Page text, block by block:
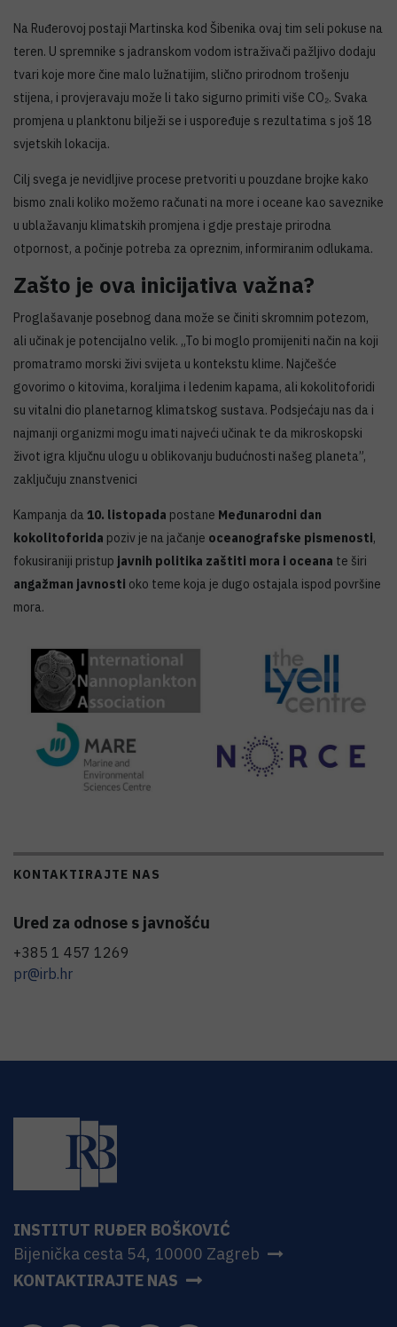
Na Ruđerovoj postaji Martinska kod Šibenika ovaj tim seli pokuse na
teren. U spremnike s jadranskom vodom istraživači pažljivo dodaju
tvari koje more čine malo lužnatijim, slično prirodnom trošenju
stijena, i provjeravaju može li tako sigurno primiti više CO₂. Svaka
promjena u planktonu bilježi se i uspoređuje s rezultatima s još 18
svjetskih lokacija.
Cilj svega je nevidljive procese pretvoriti u pouzdane brojke kako
bismo znali koliko možemo računati na more i oceane kao saveznike
u ublažavanju klimatskih promjena i gdje prestaje prirodna
otpornost, a počinje potreba za opreznim, informiranim odlukama.
Zašto je ova inicijativa važna?
Proglašavanje posebnog dana može se činiti skromnim potezom,
ali učinak je potencijalno velik. „To bi moglo promijeniti način na koji
promatramo morski živi svijeta u kontekstu klime. Najčešće
govorimo o kitovima, koraljima i ledenim kapama, ali kokolitoforidi
su vitalni dio planetarnog klimatskog sustava. Podsjećaju nas da i
najmanji organizmi mogu imati najveći učinak te da mikroskopski
život igra ključnu ulogu u oblikovanju budućnosti našeg planeta”,
zaključuju znanstvenici
Kampanja da10. listopada postane Međunarodni dan
kokolitoforida poziv je na jačanje oceanografske pismenosti,
fokusiraniji pristup javnih politika zaštiti mora i oceana te širi
angažman javnosti oko teme koja je dugo ostajala ispod površine
mora.
KONTAKTIRAJTE NAS
Ured za odnose s javnošću
+385 1 457 1269
pr@irb.hr
INSTITUT RUĐER BOŠKOVIĆ
Bijenička cesta 54, 10000 Zagreb
KONTAKTIRAJTE NAS